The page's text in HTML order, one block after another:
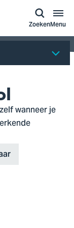
ZoekenMenu
wanneer je